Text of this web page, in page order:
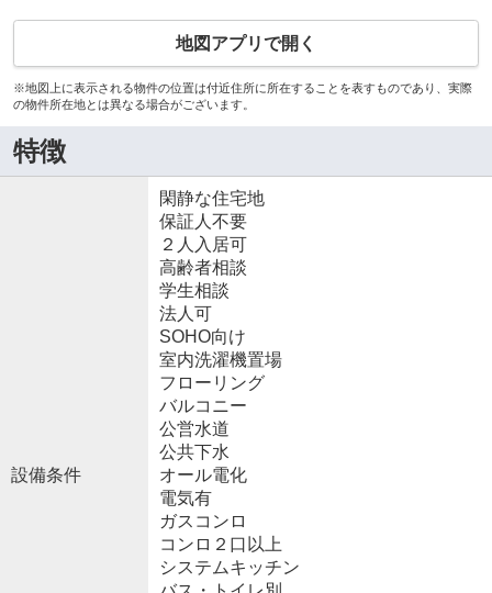
地図アプリで開く
※地図上に表示される物件の位置は付近住所に所在することを表すものであり、実際
の物件所在地とは異なる場合がございます。
特徴
設備条件
閑静な住宅地
保証人不要
２人入居可
高齢者相談
学生相談
法人可
SOHO向け
室内洗濯機置場
フローリング
バルコニー
公営水道
公共下水
オール電化
電気有
ガスコンロ
コンロ２口以上
システムキッチン